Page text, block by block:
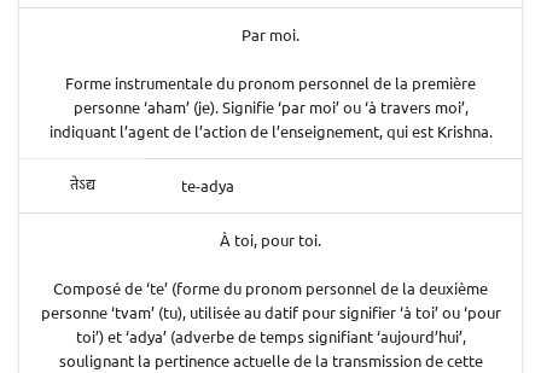
Par moi.
Forme instrumentale du pronom personnel de la première
personne ‘aham’ (je). Signifie ‘par moi’ ou ‘à travers moi’,
indiquant l’agent de l’action de l’enseignement, qui est Krishna.
तेऽद्य te-adya
À toi, pour toi.
Composé de ‘te’ (forme du pronom personnel de la deuxième
personne ‘tvam’ (tu), utilisée au datif pour signifier ‘à toi’ ou ‘pour
toi’) et ‘adya’ (adverbe de temps signifiant ‘aujourd’hui’,
soulignant la pertinence actuelle de la transmission de cette